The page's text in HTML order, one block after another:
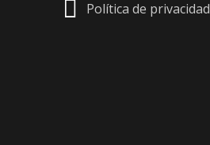
Política de privacidad